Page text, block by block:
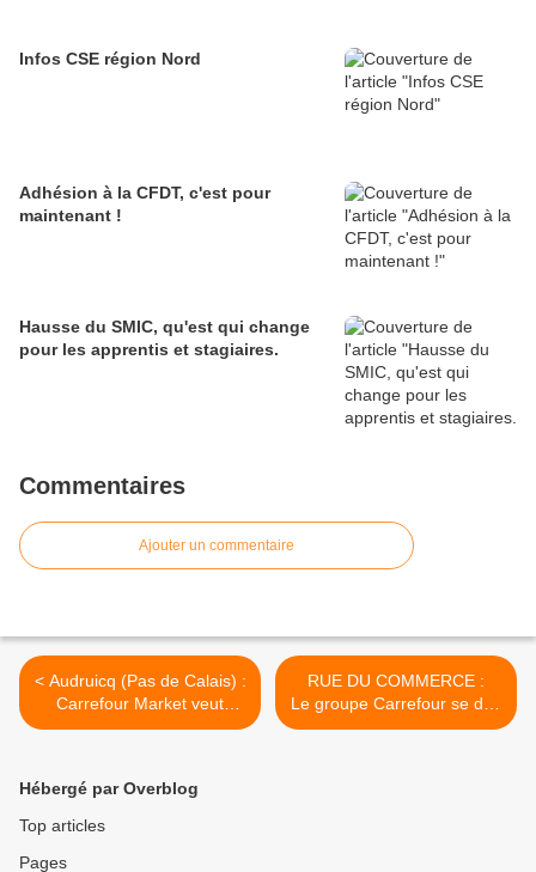
Infos CSE région Nord
Adhésion à la CFDT, c'est pour
maintenant !
Hausse du SMIC, qu'est qui change
pour les apprentis et stagiaires.
Commentaires
Ajouter un commentaire
< Audruicq (Pas de Calais) :
Carrefour Market veut
ouvrir des dimanches
contre!
RUE DU COMMERCE :
Le groupe Carrefour se dés
engage du (E)commerce no
Hébergé par Overblog
Top articles
Pages